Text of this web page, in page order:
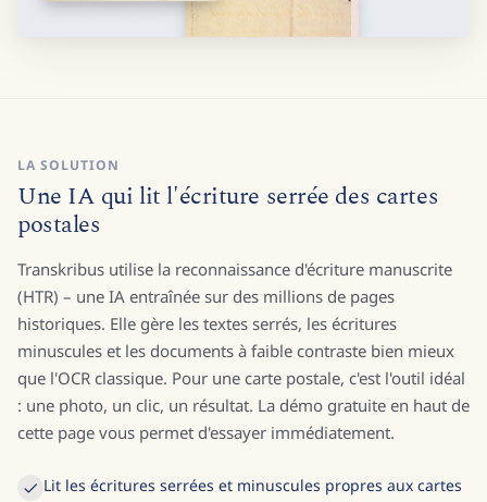
LA SOLUTION
Une IA qui lit l'écriture serrée des cartes
postales
Transkribus utilise la reconnaissance d'écriture manuscrite
(HTR) – une IA entraînée sur des millions de pages
historiques. Elle gère les textes serrés, les écritures
minuscules et les documents à faible contraste bien mieux
que l'OCR classique. Pour une carte postale, c'est l'outil idéal
: une photo, un clic, un résultat. La démo gratuite en haut de
cette page vous permet d'essayer immédiatement.
Lit les écritures serrées et minuscules propres aux cartes